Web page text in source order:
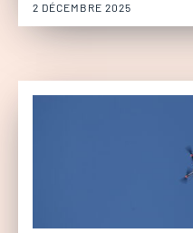
2 DÉCEMBRE 2025